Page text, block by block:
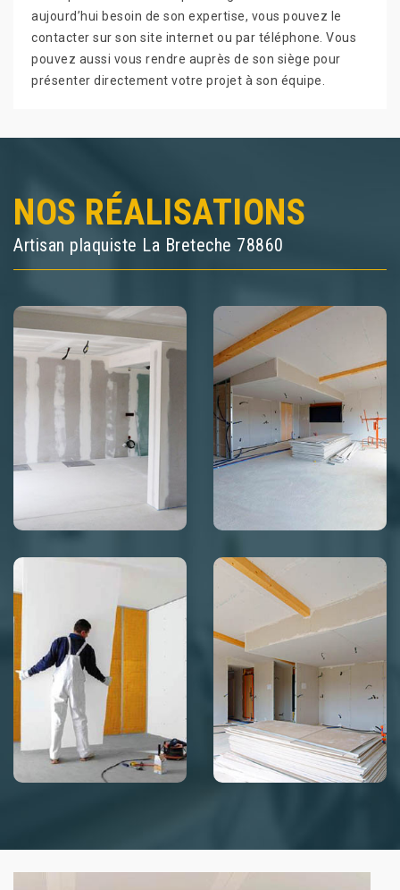
aujourd’hui besoin de son expertise, vous pouvez le
contacter sur son site internet ou par téléphone. Vous
pouvez aussi vous rendre auprès de son siège pour
présenter directement votre projet à son équipe.
NOS RÉALISATIONS
Artisan plaquiste La Breteche 78860